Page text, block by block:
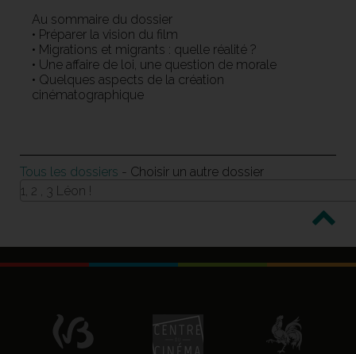
Au sommaire du dossier
• Préparer la vision du film
• Migrations et migrants : quelle réalité ?
• Une affaire de loi, une question de morale
• Quelques aspects de la création
cinématographique
Tous les dossiers - Choisir un autre dossier
1, 2 , 3 Léon !